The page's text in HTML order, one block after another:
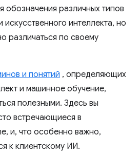
обозначения различных типов
искусственного интеллекта, но
различаться по своему
и понятий , определяющих
и машинное обучение,
полезными. Здесь вы
встречающиеся в
и, что особенно важно,
к клиентскому ИИ.